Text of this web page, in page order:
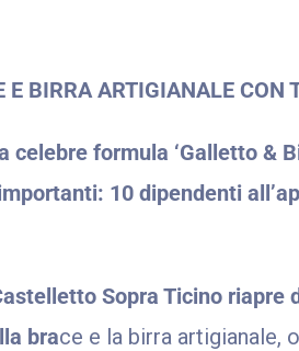
E BIRRA ARTIGIANALE CON
celebre formula ‘Galletto &
10 dipendenti
Sopra Ticino riapre
brace e la birra artigianale,